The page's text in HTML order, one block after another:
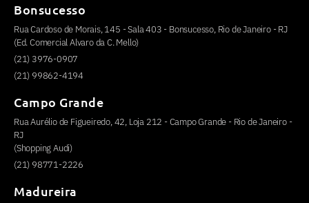
Bonsucesso
Rua Cardoso de Morais, 145 - Sala 403 - Bonsucesso, Rio de Janeiro - RJ
(Ed. Comercial Alvaro da C. Mello)
(21) 3976-0907
(21) 99862-4194
Campo Grande
Rua Aurélio de Figueiredo, 42, Loja 212 - Campo Grande - Rio de Janeiro -
RJ
(Shopping Audi)
(21) 98771-2226
Madureira